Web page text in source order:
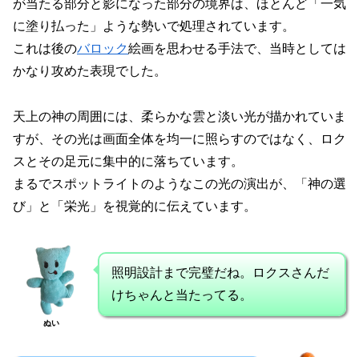
が当たる部分と影になった部分の境界は、ほとんど「一気
に塗り払った」ような勢いで処理されています。
これは後のバロック絵画を思わせる手法で、当時としては
かなり攻めた表現でした。
天上の神の周囲には、柔らかな雲と淡い光が描かれていま
すが、その光は画面全体を均一に照らすのではなく、ロク
スとその足元に集中的に落ちています。
まるでスポットライトのようなこの光の演出が、「神の選
び」と「栄光」を視覚的に伝えています。
ぬい
照明設計まで完璧だね。ロクスさんだ
けちゃんと当たってる。